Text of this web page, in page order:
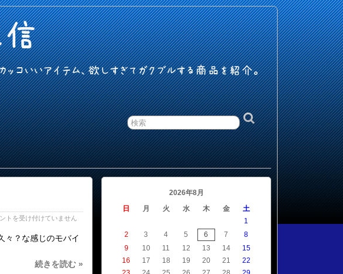
信
ッコいいアイテム、欲しすぎてガクブルする商品を紹介。
トを受け付けていません
々？な感じのモバイ
続きを読む »
2026年8月
日
月 火 水 木 金 土
1
2
3 4 5 6 7
8
9
10 11 12 13 14
15
16
17 18 19 20 21
22